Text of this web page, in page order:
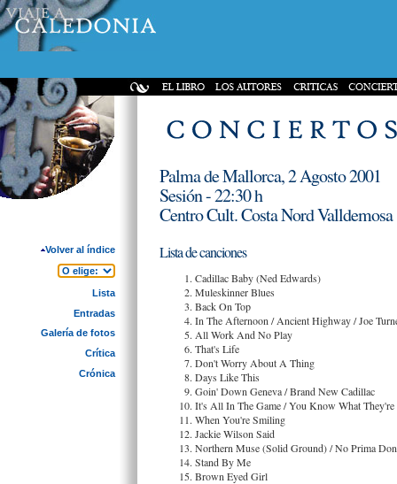
Volver al índice
Lista
Entradas
Galería de fotos
Crítica
Crónica
Palma de Mallorca, 2 Agosto 2001
Sesión - 22:30 h
Centro Cult. Costa Nord Valldemosa
Lista de canciones
Cadillac Baby (Ned Edwards)
Muleskinner Blues
Back On Top
In The Afternoon / Ancient Highway / Joe
All Work And No Play
That's Life
Don't Worry About A Thing
Days Like This
Goin' Down Geneva / Brand New Cadillac
It's All In The Game / You Know What
When You're Smiling
Jackie Wilson Said
Northern Muse (Solid Ground) / No Prima
Stand By Me
Brown Eyed Girl